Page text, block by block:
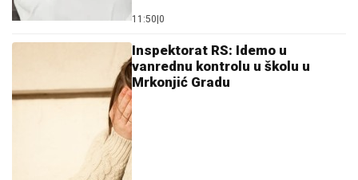
11:50 0
Inspektorat RS: Idemo u
vanrednu kontrolu u školu u
Mrkonjić Gradu